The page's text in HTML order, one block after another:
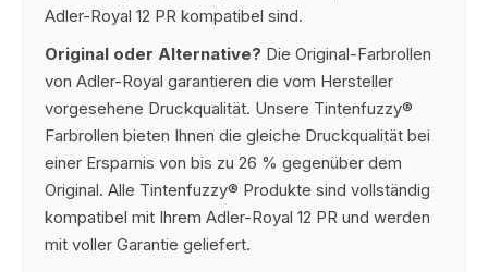
Adler-Royal 12 PR kompatibel sind.
Original oder Alternative? Die Original-Farbrollen
von Adler-Royal garantieren die vom Hersteller
vorgesehene Druckqualität. Unsere Tintenfuzzy®
Farbrollen bieten Ihnen die gleiche Druckqualität bei
einer Ersparnis von bis zu 26 % gegenüber dem
Original. Alle Tintenfuzzy® Produkte sind vollständig
kompatibel mit Ihrem Adler-Royal 12 PR und werden
mit voller Garantie geliefert.